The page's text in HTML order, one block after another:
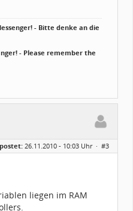
- Bitte denke an die
- Please remember the
26.11.2010 - 10:03 Uhr · #3
liegen im RAM